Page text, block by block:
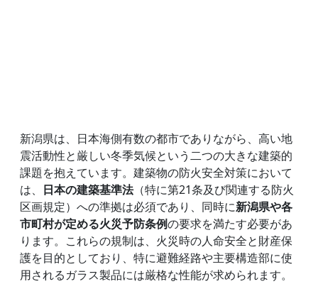
新潟県は、日本海側有数の都市でありながら、高い地
震活動性と厳しい冬季気候という二つの大きな建築的
課題を抱えています。建築物の防火安全対策において
は、 日本の建築基準法（特に第21条及び関連する防火
区画規定）への準拠は必須であり、同時に新潟県や各
市町村が定める火災予防条例の要求を満たす必要があ
ります。これらの規制は、火災時の人命安全と財産保
護を目的としており、特に避難経路や主要構造部に使
用されるガラス製品には厳格な性能が求められます。